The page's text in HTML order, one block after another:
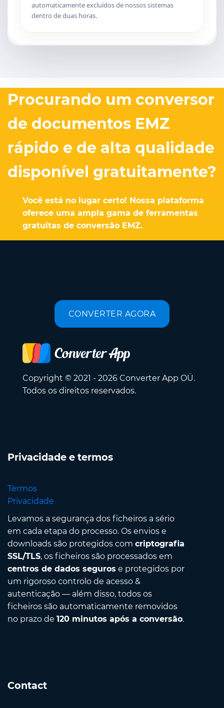
automaticamente excluídos de nossos sistemas
dentro de duas horas.
Procurando um conversor
de documentos EMZ
rápido e de alta qualidade
disponível gratuitamente?
Você está no lugar certo! Nossa plataforma
oferece uma ampla gama de ferramentas
gratuitas de conversão EMZ.
CONVERTER AGORA
Copyright © 2021 - 2026 Converter App OÜ.
Todos os direitos reservados.
Privacidade e termos
Termos
Privacidade
Levamos a segurança dos ficheiros a sério
em cada etapa do processo. Os envios e
downloads são protegidos com criptografia
SSL/TLS, os ficheiros são processados em
centros de dados seguros e protegidos por
um rigoroso controlo de acesso &
autenticação — além disso, todos os
ficheiros são automaticamente removidos
no prazo de 120 minutos após a conversão.
Contact